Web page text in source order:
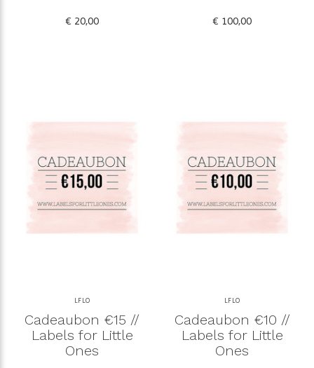
€ 20,00 € 100,00
LFLO
Cadeaubon €15 //
Labels for Little
Ones
LFLO
Cadeaubon €10 //
Labels for Little
Ones